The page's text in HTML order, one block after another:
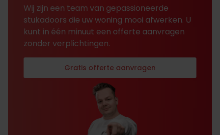
Wij zijn een team van gepassioneerde
stukadoors die uw woning mooi afwerken. U
kunt in één minuut een offerte aanvragen
zonder verplichtingen.
Gratis offerte aanvragen